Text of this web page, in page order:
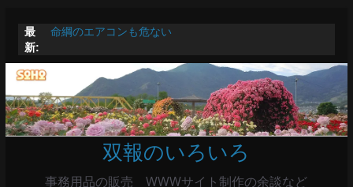
テ
ン
ツ
へ
最
新:
命綱のエアコンも危ない
た暑い
Windowsユーザーは公共の共有Wi-Fiは使うな?
高市首相とは隙間風が吹く鈴木憲和農水相
陸自部隊の思想信条調査報道受け小泉防衛相「不適切活
動ない」で良いのか
双報のいろいろ
事務用品の販売 WWWサイト制作の余談など